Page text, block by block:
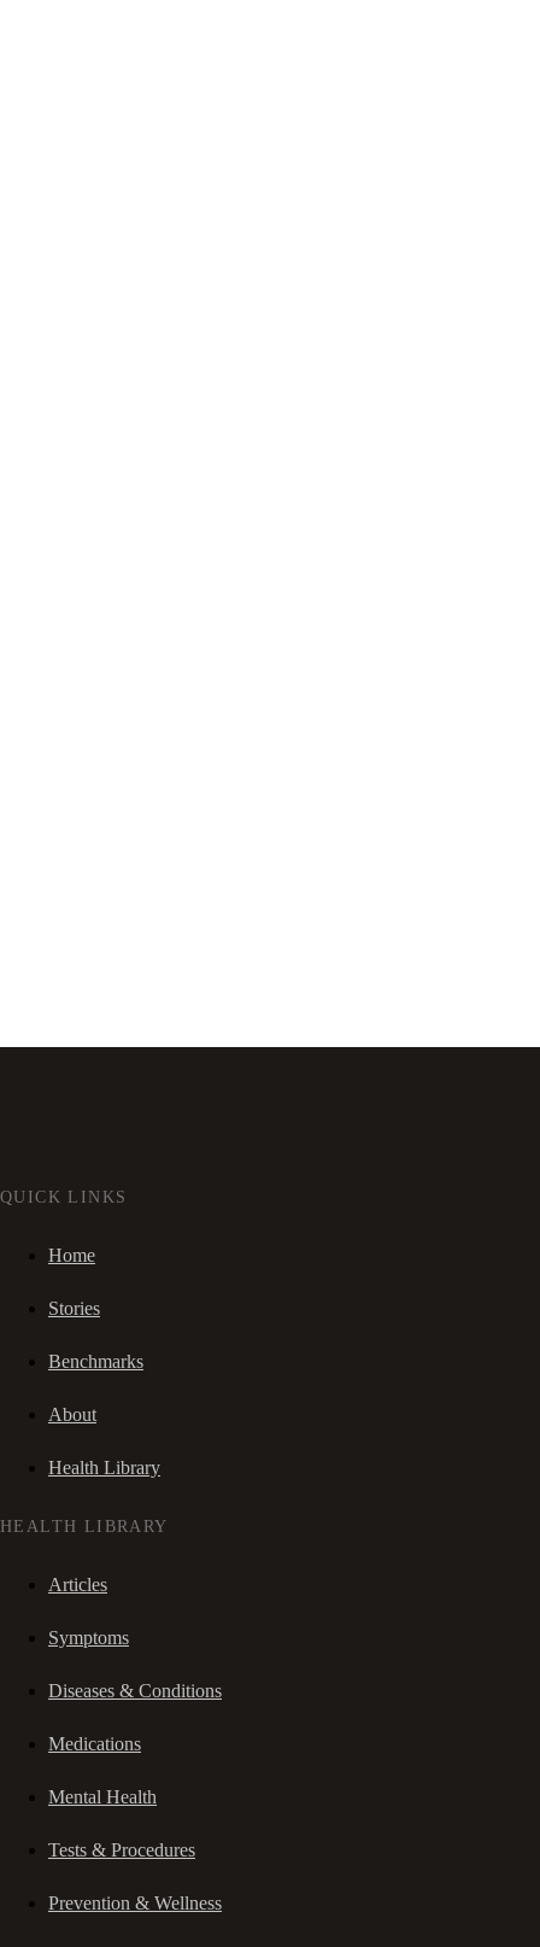
QUICK LINKS
Home
Stories
Benchmarks
About
Health Library
HEALTH LIBRARY
Articles
Symptoms
Diseases & Conditions
Medications
Mental Health
Tests & Procedures
Prevention & Wellness